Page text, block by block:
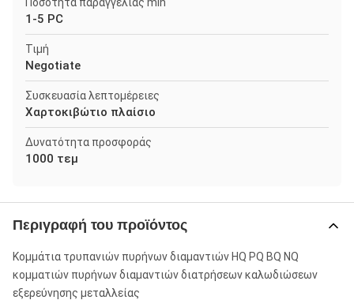
1-5 PC
Τιμή
Negotiate
Συσκευασία λεπτομέρειες
Χαρτοκιβώτιο πλαίσιο
Δυνατότητα προσφοράς
1000 τεμ
Περιγραφή του προϊόντος
Κομμάτια τρυπανιών πυρήνων διαμαντιών HQ PQ BQ NQ
κομματιών πυρήνων διαμαντιών διατρήσεων καλωδιώσεων
εξερεύνησης μεταλλείας